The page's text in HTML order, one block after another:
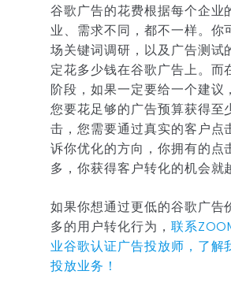
谷歌广告的花费根据每个企业
业、需求不同，都不一样。你
场关键词调研，以及广告测试
定花多少钱在谷歌广告上。而
阶段，如果一定要给一个建议
您要花足够的广告预算获得至
击，您需要通过真实的客户点
诉你优化的方向，你拥有的点
多，你获得客户转化的机会就
如果你想通过更低的谷歌广告
多的用户转化行为， 联系
业谷歌认证广告投放师，了解
投放业务！